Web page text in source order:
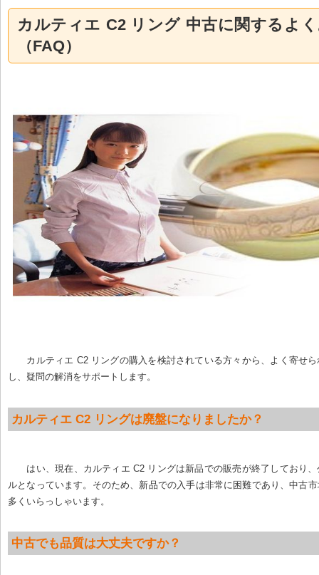
カルティエ C2 リング 中古に関するよ
（FAQ）
カルティエ C2 リングの購入を検討されている方々から、よく寄せ
し、疑問の解消をサポートします。
カルティエ C2 リングは廃盤になりましたか？
はい、現在、カルティエ C2 リングは新品での販売が終了しており
ルとなっています。そのため、新品での入手は非常に困難であり、中古
多くいらっしゃいます。
中古でも品質は大丈夫ですか？